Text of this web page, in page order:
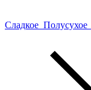
Сладкое Полусухое